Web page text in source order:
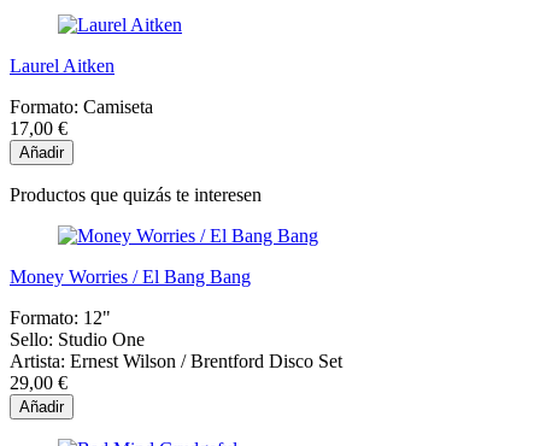
Laurel Aitken
Formato: Camiseta
17,00 €
Añadir
Productos que quizás te interesen
Money Worries / El Bang Bang
Formato: 12"
Sello: Studio One
Artista: Ernest Wilson / Brentford Disco Set
29,00 €
Añadir